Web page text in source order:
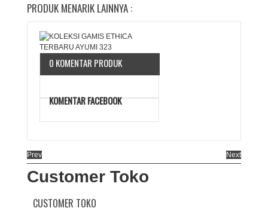
PRODUK MENARIK LAINNYA :
0 KOMENTAR PRODUK
KOMENTAR FACEBOOK
Prev Next
Customer Toko
CUSTOMER TOKO